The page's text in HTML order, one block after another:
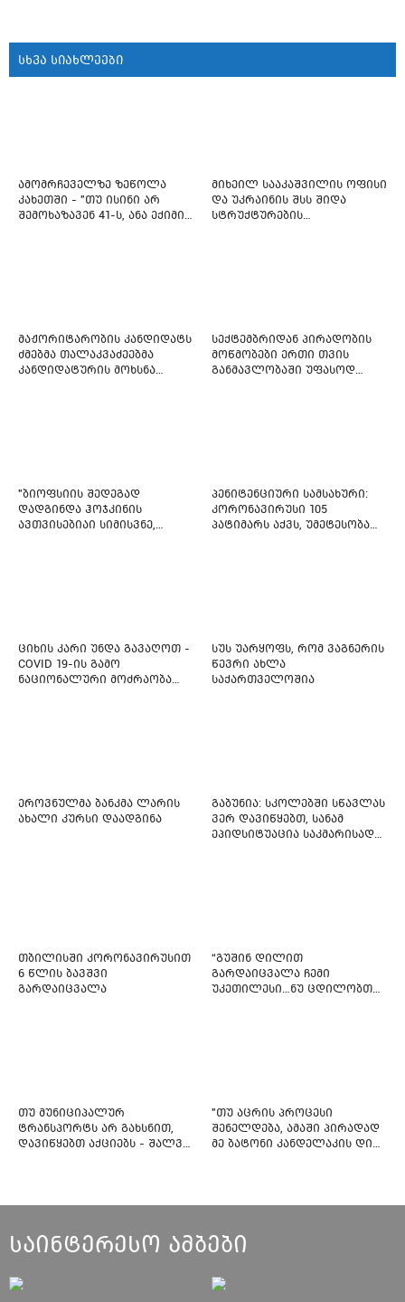
სხვა სიახლეები
ამომრჩეველზე ზეწოლა
კახეთში - "თუ ისინი არ
შემოხაზავენ 41-ს, ანა ექიმის
მიხეილ სააკაშვილის ოფისი
და უკრაინის შსს შიდა
სტრუქტურების
მაჟორიტარობის კანდიდატს
ძმებმა თალაკვაძეებმა
კანდიდატურის მოხსნა
სექტემბრიდან პირადობის
მოწმობები ერთი თვის
განმავლობაში უფასოდ
"ბიოფსიის შედეგად
დადგინდა ჰოჯკინის
ავთვისებიაი სიმისვნე,
პენიტენციური სამსახური:
კორონავირუსი 105
პატიმარს აქვს, უმეტესობა
ციხის კარი უნდა გავაღოთ -
COVID 19-ის გამო
ნაციონალური მოძრაობა
სუს უარყოფს, რომ ვაგნერის
წევრი ახლა
საქართველოშია
ეროვნულმა ბანკმა ლარის
ახალი კურსი დაადგინა
გაბუნია: სკოლებში სწავლას
ვერ დავიწყებთ, სანამ
ეპიდსიტუაცია საკმარისად
თბილისში კორონავირუსით
6 წლის ბავშვი
გარდაიცვალა
“გუშინ დილით
გარდაიცვალა ჩემი
უკეთილესი…ნუ ცდილობთ
თუ მუნიციპალურ
ტრანსპორტს არ გახსნით,
დავიწყებთ აქციებს - შალვა
"თუ აცრის პროცესი
შენელდება, ამაში პირადად
მე ბატონი კანდელაკის დიდ
საინტერესო ამბები